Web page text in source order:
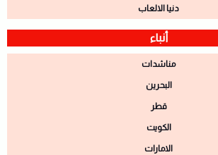
دنيا الالعاب
أنباء
مناشدات
البحرين
قطر
الكويت
الامارات